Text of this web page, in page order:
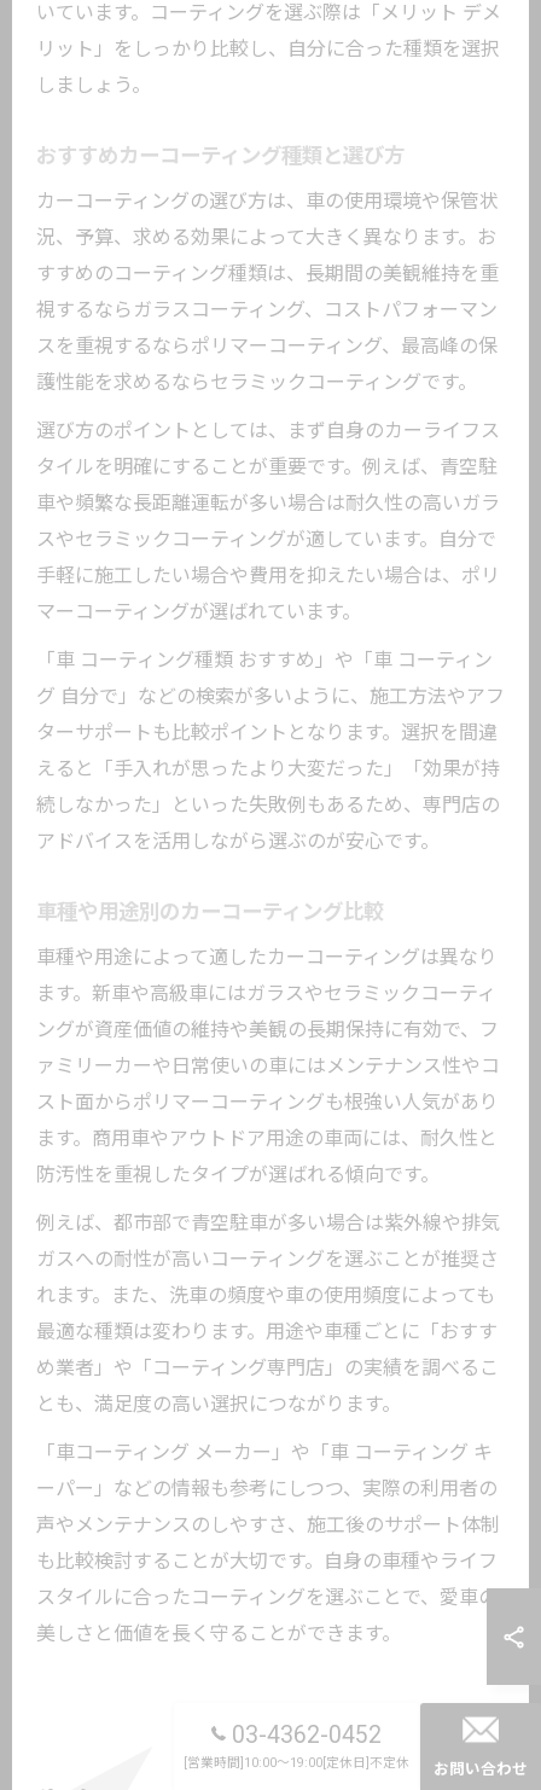
いています。コーティングを選ぶ際は「メリット デメ
リット」をしっかり比較し、自分に合った種類を選択
しましょう。
おすすめカーコーティング種類と選び方
カーコーティングの選び方は、車の使用環境や保管状
況、予算、求める効果によって大きく異なります。お
すすめのコーティング種類は、長期間の美観維持を重
視するならガラスコーティング、コストパフォーマン
スを重視するならポリマーコーティング、最高峰の保
護性能を求めるならセラミックコーティングです。
選び方のポイントとしては、まず自身のカーライフス
タイルを明確にすることが重要です。例えば、青空駐
車や頻繁な長距離運転が多い場合は耐久性の高いガラ
スやセラミックコーティングが適しています。自分で
手軽に施工したい場合や費用を抑えたい場合は、ポリ
マーコーティングが選ばれています。
「車 コーティング種類 おすすめ」や「車 コーティン
グ 自分で」などの検索が多いように、施工方法やアフ
ターサポートも比較ポイントとなります。選択を間違
えると「手入れが思ったより大変だった」「効果が持
続しなかった」といった失敗例もあるため、専門店の
アドバイスを活用しながら選ぶのが安心です。
車種や用途別のカーコーティング比較
車種や用途によって適したカーコーティングは異なり
ます。新車や高級車にはガラスやセラミックコーティ
ングが資産価値の維持や美観の長期保持に有効で、フ
ァミリーカーや日常使いの車にはメンテナンス性やコ
スト面からポリマーコーティングも根強い人気があり
ます。商用車やアウトドア用途の車両には、耐久性と
防汚性を重視したタイプが選ばれる傾向です。
例えば、都市部で青空駐車が多い場合は紫外線や排気
ガスへの耐性が高いコーティングを選ぶことが推奨さ
れます。また、洗車の頻度や車の使用頻度によっても
最適な種類は変わります。用途や車種ごとに「おすす
め業者」や「コーティング専門店」の実績を調べるこ
とも、満足度の高い選択につながります。
「車コーティング メーカー」や「車 コーティング キ
ーパー」などの情報も参考にしつつ、実際の利用者の
声やメンテナンスのしやすさ、施工後のサポート体制
も比較検討することが大切です。自身の車種やライフ
スタイルに合ったコーティングを選ぶことで、愛車の
美しさと価値を長く守ることができます。
03-4362-0452
[営業時間]10:00～19:00[定休日]不定休 お問い合わせ